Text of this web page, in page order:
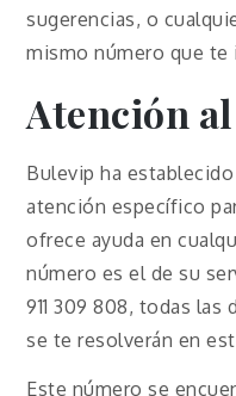
sugerencias, o
mismo número que te
Atención
Bulevip ha
atención específico
ofrece ayuda en
número es el de su
911 309 808, todas
se te resolverán en
Este número se